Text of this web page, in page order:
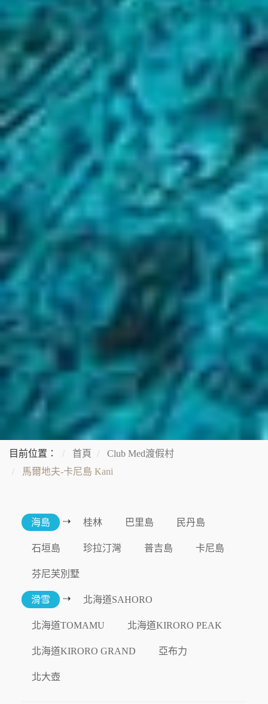
目前位置： 首頁
Club Med渡假村
馬爾地夫-卡尼島 Kani
海島 ⇢ 桂林 巴里島 民丹島
石垣島 珍拉汀灣 普吉島 卡尼島
芬尼芙別墅
滑雪 ⇢ 北海道SAHORO
北海道TOMAMU 北海道KIRORO PEAK
北海道KIRORO GRAND 亞布力
北大壺